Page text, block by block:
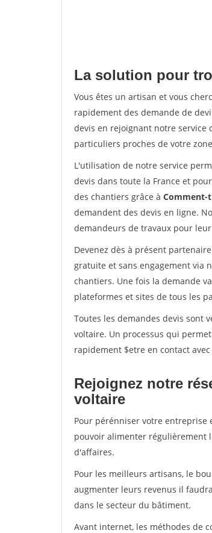
La solution pour
Vous êtes un artisan et vous
rapidement des demande de
devis en rejoignant notre service
particuliers proches de votre
L'utilisation de notre service
devis dans toute la France et
des chantiers grâce à Comment-
demandent des devis en ligne.
demandeurs de travaux pour
Devenez dès à présent
gratuite et sans engagement via
chantiers. Une fois la demande
plateformes et sites de tous les
Toutes les demandes devis sont
voltaire. Un processus qui
rapidement $etre en contact
Rejoignez notre
voltaire
Pour pérénniser votre entreprise
pouvoir alimenter régulièrement
d'affaires.
Pour les meilleurs artisans, le
augmenter leurs revenus il
dans le secteur du bâtiment.
Avant internet, les méthodes de